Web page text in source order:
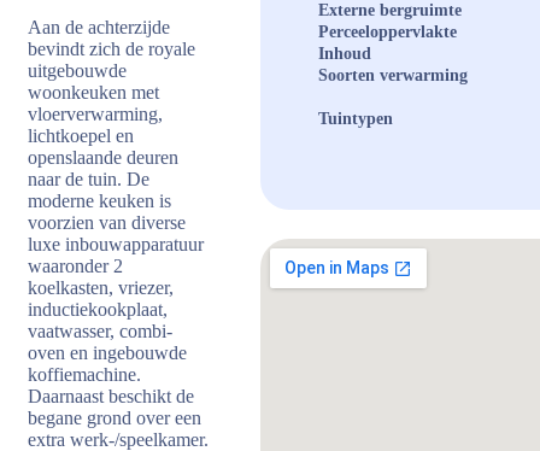
Aan de achterzijde
bevindt zich de royale
uitgebouwde
woonkeuken met
vloerverwarming,
lichtkoepel en
openslaande deuren
naar de tuin. De
moderne keuken is
voorzien van diverse
luxe inbouwapparatuur
waaronder 2
koelkasten, vriezer,
inductiekookplaat,
vaatwasser, combi-
oven en ingebouwde
koffiemachine.
Daarnaast beschikt de
begane grond over een
extra werk-/speelkamer.
Externe bergruimte
Perceeloppervlakte
Inhoud
Soorten verwarming
Tuintypen